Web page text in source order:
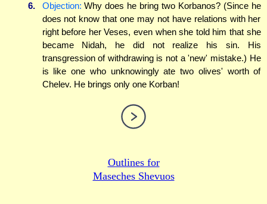
6. Objection: Why does he bring two Korbanos? (Since he
does not know that one may not have relations with her
right before her Veses, even when she told him that she
became Nidah, he did not realize his sin. His
transgression of withdrawing is not a 'new' mistake.) He
is like one who unknowingly ate two olives' worth of
Chelev. He brings only one Korban!
Outlines for
Maseches Shevuos